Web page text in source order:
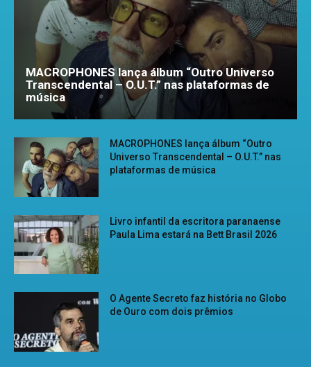
MACROPHONES lança álbum “Outro Universo
Transcendental – O.U.T.” nas plataformas de
música
MACROPHONES lança álbum “Outro
Universo Transcendental – O.U.T.” nas
plataformas de música
Livro infantil da escritora paranaense
Paula Lima estará na Bett Brasil 2026
O Agente Secreto faz história no Globo
de Ouro com dois prêmios